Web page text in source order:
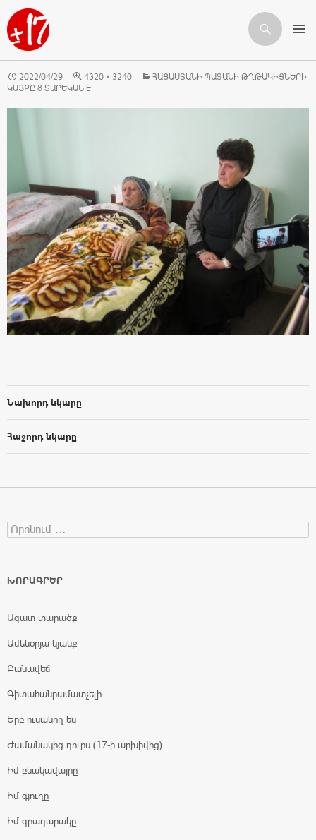
Որոնում
ԱՆՑՆԵԼ ԲՈՎԱՆԴԱԿՈՒԹՅԱՆԸ
2022/04/29 4320 × 3240
ՀԱՅԱՍՏԱՆԻ ՊԱՏԱՆԻ ԹՂԹԱԿԻՑՆԵՐԻ
ԿԱՅՔԸ 8 ՏԱՐԵԿԱՆ Է
Նախորդ նկարը
Հաջորդ նկարը
Search for:
ԽՈՐԱԳՐԵՐ
Ազատ տարածք
Ամենօրյա կյանք
Բանավեճ
Գիտահանրամատչելի
Երբ ուսանող ես
Ժամանակից դուրս (17-ի արխիվից)
Իմ բնակավայրը
Իմ գյուղը
Իմ գրադարակը